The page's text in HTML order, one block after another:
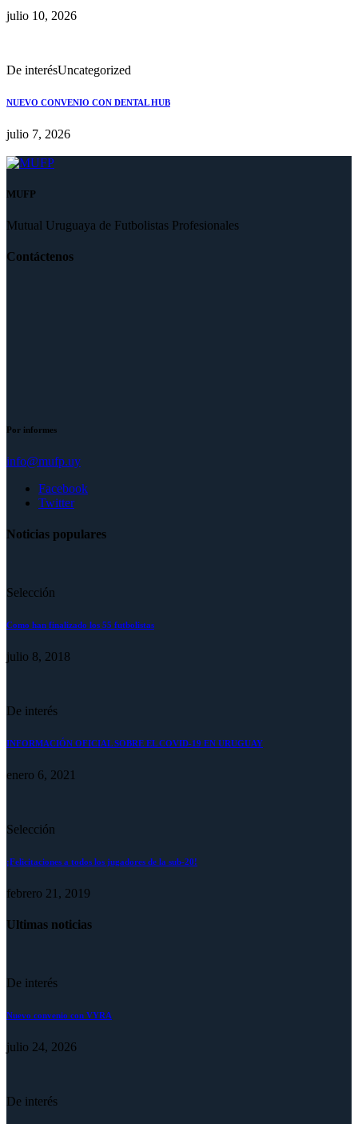
julio 10, 2026
De interésUncategorized
NUEVO CONVENIO CON DENTAL HUB
julio 7, 2026
MUFP
Mutual Uruguaya de Futbolistas Profesionales
Contáctenos
Por informes
info@mufp.uy
Facebook
Twitter
Noticias populares
Selección
Como han finalizado los 55 futbolistas
julio 8, 2018
De interés
INFORMACIÓN OFICIAL SOBRE EL COVID-19 EN URUGUAY
enero 6, 2021
Selección
¡Felicitaciones a todos los jugadores de la sub-20!
febrero 21, 2019
Ultimas noticias
De interés
Nuevo convenio con VYRA
julio 24, 2026
De interés